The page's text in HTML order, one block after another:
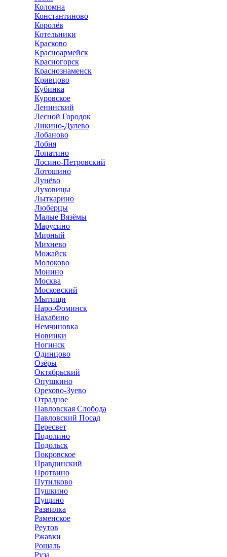
Коломна
Константиново
Королёв
Котельники
Красково
Красноармейск
Красногорск
Краснознаменск
Кривцово
Кубинка
Куровское
Ленинский
Лесной Городок
Ликино-Дулево
Лобаново
Лобня
Лопатино
Лосино-Петровский
Лотошино
Лунёво
Луховицы
Лыткарино
Люберцы
Малые Вязёмы
Марусино
Мирный
Михнево
Можайск
Молоково
Монино
Москва
Московский
Мытищи
Наро-Фоминск
Нахабино
Немчиновка
Новинки
Ногинск
Одинцово
Озёры
Октябрьский
Опушкино
Орехово-Зуево
Отрадное
Павловская Слобода
Павловский Посад
Пересвет
Подолино
Подольск
Покровское
Правдинский
Протвино
Путилково
Пушкино
Пущино
Развилка
Раменское
Реутов
Ржавки
Рошаль
Руза